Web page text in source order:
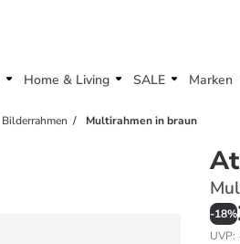
Home & Living SALE Marken
Bilderrahmen Multirahmen in braun
-18%
UVP: